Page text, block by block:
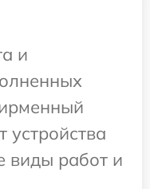
и
устройства
виды работ и